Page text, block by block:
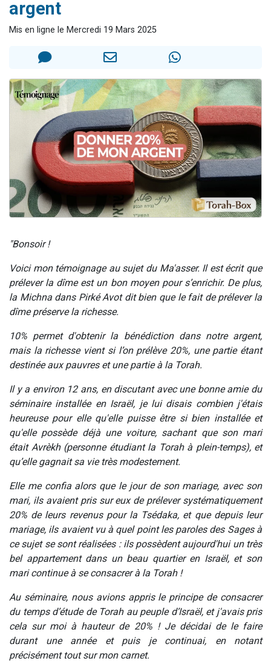
Eva vient de donner son Maasser
Eli vient de donner son Maasser
argent
Mis en ligne le Mercredi 19 Mars 2025
"Bonsoir !
Voici mon témoignage au sujet du Ma'asser. Il est écrit que
prélever la dîme est un bon moyen pour s’enrichir. De plus,
la Michna dans Pirké Avot dit bien que le fait de prélever la
dîme préserve la richesse.
10% permet d'obtenir la bénédiction dans notre argent,
mais la richesse vient si l’on prélève 20%, une partie étant
destinée aux pauvres et une partie à la Torah.
Il y a environ 12 ans, en discutant avec une bonne amie du
séminaire installée en Israël, je lui disais combien j'étais
heureuse pour elle qu'elle puisse être si bien installée et
qu'elle possède déjà une voiture, sachant que son mari
était Avrèkh (personne étudiant la Torah à plein-temps), et
qu’elle gagnait sa vie très modestement.
Elle me confia alors que le jour de son mariage, avec son
mari, ils avaient pris sur eux de prélever systématiquement
20% de leurs revenus pour la Tsédaka, et que depuis leur
mariage, ils avaient vu à quel point les paroles des Sages à
ce sujet se sont réalisées : ils possèdent aujourd'hui un très
bel appartement dans un beau quartier en Israël, et son
mari continue à se consacrer à la Torah !
Au séminaire, nous avions appris le principe de consacrer
du temps d’étude de Torah au peuple d’Israël, et j'avais pris
cela sur moi à hauteur de 20% ! Je décidai de le faire
durant une année et puis je continuai, en notant
précisément tout sur mon carnet.